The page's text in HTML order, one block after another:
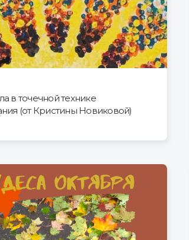
в точечной технике
(от Кристины Новиковой)